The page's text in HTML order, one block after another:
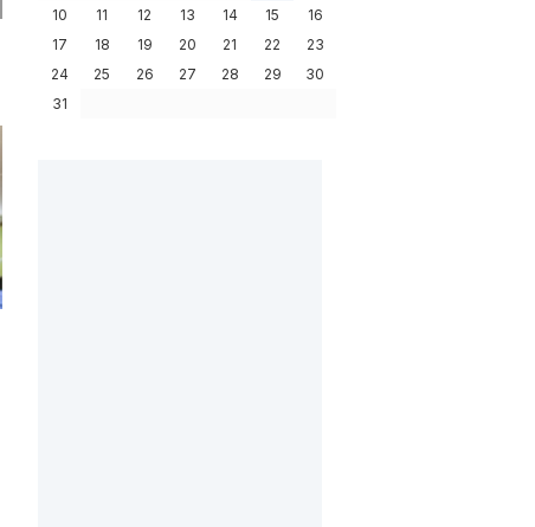
10
11 12 13 14 15
16
17
18 19 20 21 22
23
24
25 26 27 28 29
30
31